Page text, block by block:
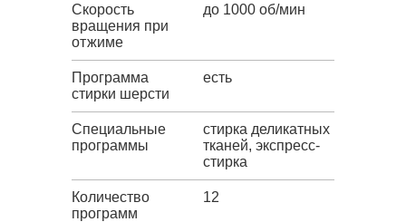
Скорость
вращения при
отжиме
до 1000 об/мин
Программа
стирки шерсти
есть
Специальные
программы
стирка деликатных
тканей, экспресс-
стирка
Количество
программ
12